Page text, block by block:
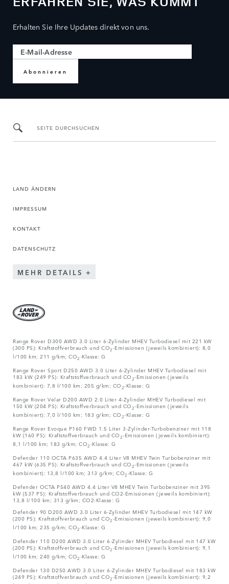
Erhalten Sie Ihre Updates direkt von uns.
Abonnieren
SEITE DURCHSUCHEN
LAND ÄNDERN
IMPRESSUM
KONTAKT
DATENSCHUTZ
MEHR DETAILS
Range Rover D300 AWD 3.0 Liter 6-Zylinder MHEV Turbodiesel mit 221 kW
(300 PS): Kraftstoffverbrauch und CO2-Emissionen (jeweils kombiniert): 8,0
l/100 km; 211 g/km; CO2-Klasse: G
Range Rover Sport D250 AWD 3.0 Liter 6-Zylinder MHEV Turbodiesel mit
183 kW (249 PS): Kraftstoffverbrauch und CO2-Emissionen (jeweils
kombiniert): 7,8 l/100 km; 205 g/km; CO2-Klasse: G
Range Rover Velar D200 AWD 2.0 Liter 4-Zylinder MHEV Turbodiesel mit
150 kW (204 PS): Kraftstoffverbrauch und CO2-Emissionen (jeweils
kombiniert): 7,0 l/100 km; 183 g/km; CO2-Klasse: G
Range Rover Evoque P160 FWD 1.5 Liter 3-Zylinder-Turbobenziner mit 118
kW (160 PS): Kraftstoffverbrauch und CO2-Emissionen (jeweils kombiniert):
8,1 l/100 km; 183 g/km; CO2-Klasse: G
Defender 110 OCTA P635 AWD 4.4 Liter V8 MHEV Twin Turbobenziner mit
467 kW (635 PS): Kraftstoffverbrauch und CO2-Emissionen (jeweils
kombiniert): 13,8 l/100 km; 313 g/km; CO2-Klasse: G
Defender OCTA P540 AWD 4.4 Liter V8 MHEV Twin Turbobenziner mit 395
kW (537 PS): Kraftstoffverbrauch und CO2-Emissionen (jeweils kombiniert):
13,8 l/100 km; 313 g/km; CO2-Klasse: G
Defender 90 D200 AWD 3.0 Liter 6-Zylinder MHEV Turbodiesel mit 147 kW
(200 PS): Kraftstoffverbrauch und CO2-Emissionen (jeweils kombiniert): 9,0
l/100 km; 235 g/km; CO2-Klasse: G
Defender 110 D200 AWD 3.0 Liter 6-Zylinder MHEV Turbodiesel mit 147 kW
(200 PS): Kraftstoffverbrauch und CO2-Emissionen (jeweils kombiniert): 9,1
l/100 km; 240 g/km; CO2-Klasse: G
Defender 130 D250 AWD 3.0 Liter 6-Zylinder MHEV Turbodiesel mit 183 kW
(249 PS): Kraftstoffverbrauch und CO2-Emissionen (jeweils kombiniert): 9,2